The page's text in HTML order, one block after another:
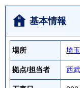
基本情報
場所 埼
拠点/担当者 西